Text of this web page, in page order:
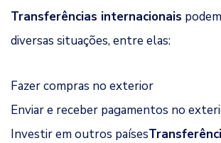
Transferências internacionais
diversas situações, entre elas:
Fazer compras no exterior
Enviar e receber pagamentos no
Investir em outros países